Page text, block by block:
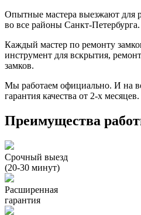
Опытные мастера выезжают для
во все районы Санкт-Петербурга.
Каждый мастер по ремонту
инструмент для вскрытия,
замков.
Мы работаем официально. И на
гарантия качества от 2-х месяцев.
Преимущества
Срочный выезд
(20-30 минут)
Расширенная
гарантия